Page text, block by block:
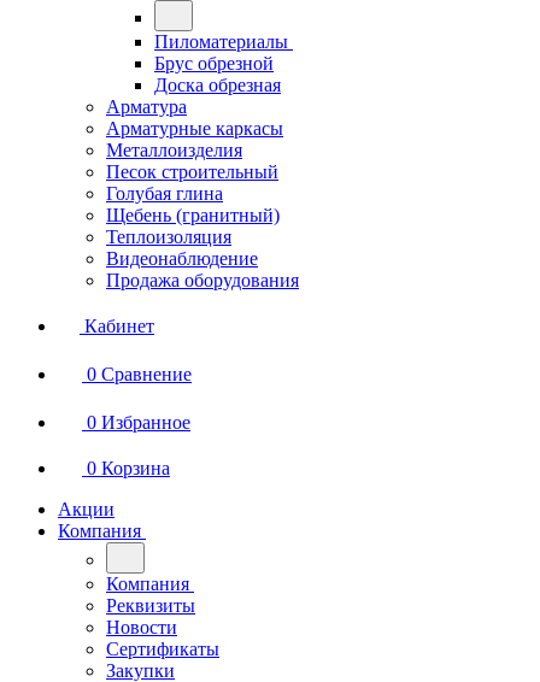
Пиломатериалы
Брус обрезной
Доска обрезная
Арматура
Арматурные каркасы
Металлоизделия
Песок строительный
Голубая глина
Щебень (гранитный)
Теплоизоляция
Видеонаблюдение
Продажа оборудования
Кабинет
0 Сравнение
0 Избранное
0 Корзина
Акции
Компания
Компания
Реквизиты
Новости
Сертификаты
Закупки